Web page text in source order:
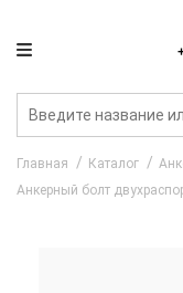
Главная Каталог
Анкерный болт